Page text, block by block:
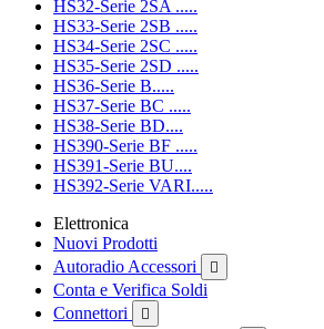
HS32-Serie 2SA .....
HS33-Serie 2SB .....
HS34-Serie 2SC .....
HS35-Serie 2SD .....
HS36-Serie B.....
HS37-Serie BC .....
HS38-Serie BD....
HS390-Serie BF .....
HS391-Serie BU....
HS392-Serie VARI.....
Elettronica
Nuovi Prodotti
Autoradio Accessori

Conta e Verifica Soldi
Connettori
